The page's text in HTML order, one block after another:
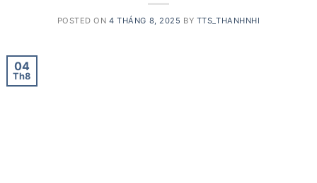
POSTED ON4 THÁNG 8, 2025 BY TTS_THANHNHI
04
Th8